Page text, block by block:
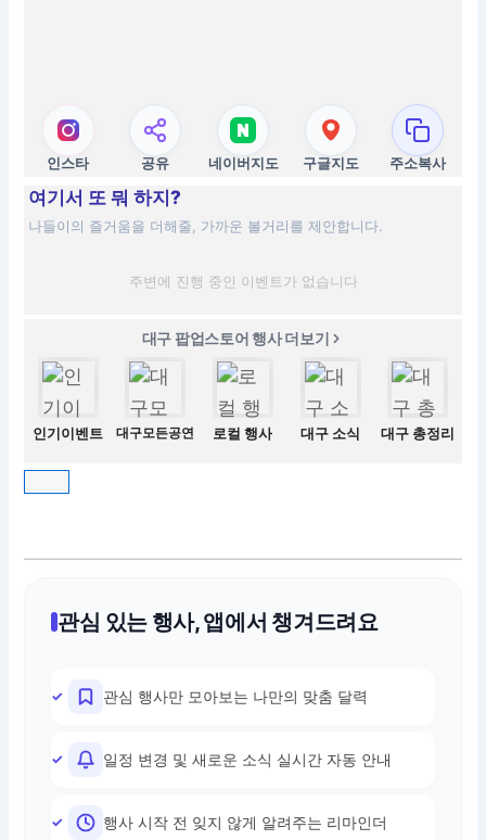
인스타 공유 네이버지도 구글지도 주소복사
여기서 또 뭐 하지?
나들이의 즐거움을 더해줄, 가까운 볼거리를 제안합니다.
주변에 진행 중인 이벤트가 없습니다
대구 팝업스토어 행사 더보기
인기이벤트 대구모든공연 로컬 행사 대구 소식 대구 총정리
관심 있는 행사, 앱에서 챙겨드려요
관심 행사만 모아보는 나만의 맞춤 달력
일정 변경 및 새로운 소식 실시간 자동 안내
행사 시작 전 잊지 않게 알려주는 리마인더